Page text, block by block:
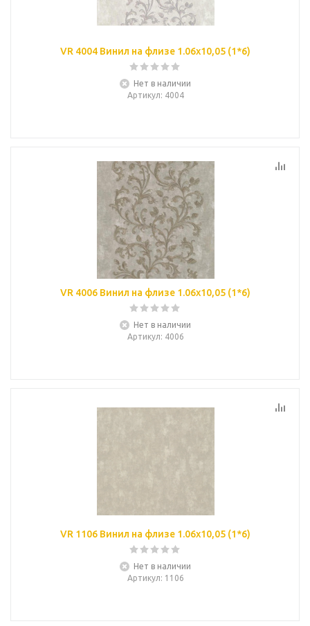
VR 4004 Винил на флизе 1.06х10,05 (1*6)
Нет в наличии
Артикул: 4004
VR 4006 Винил на флизе 1.06х10,05 (1*6)
Нет в наличии
Артикул: 4006
VR 1106 Винил на флизе 1.06х10,05 (1*6)
Нет в наличии
Артикул: 1106